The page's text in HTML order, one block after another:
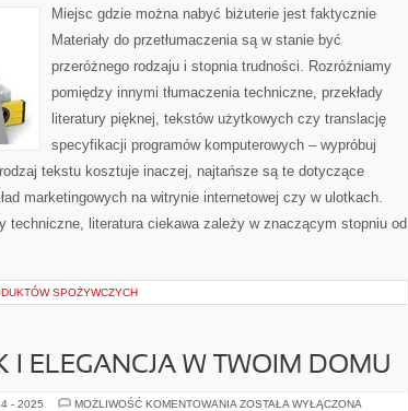
MOGĄ
BYĆ
Miejsc gdzie można nabyć biżuterie jest faktycznie
Materiały do przetłumaczenia są w stanie być
przeróżnego rodzaju i stopnia trudności. Rozróżniamy
pomiędzy innymi tłumaczenia techniczne, przekłady
literatury pięknej, tekstów użytkowych czy translację
specyfikacji programów komputerowych – wypróbuj
tekstu kosztuje inaczej, najtańsze są te dotyczące
marketingowych na witrynie internetowej czy w ulotkach.
techniczne, literatura ciekawa zależy w znaczącym stopniu od
SPOŻYWCZYCH
I ELEGANCJA W TWOIM DOMU
- 2025 MOŻLIWOŚĆ KOMENTOWANIA ZASŁONY:
ZOSTAŁA WYŁĄCZONA